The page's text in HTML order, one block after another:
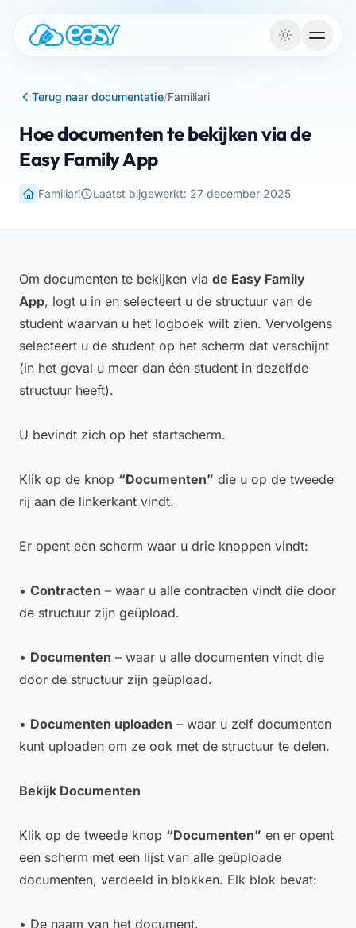
Terug naar documentatie/Familiari
Hoe documenten te bekijken via de
Easy Family App
Familiari Laatst bijgewerkt: 27 december 2025
Om documenten te bekijken via de Easy Family
App, logt u in en selecteert u de structuur van de
student waarvan u het logboek wilt zien. Vervolgens
selecteert u de student op het scherm dat verschijnt
(in het geval u meer dan één student in dezelfde
structuur heeft).
U bevindt zich op het startscherm.
Klik op de knop “Documenten” die u op de tweede
rij aan de linkerkant vindt.
Er opent een scherm waar u drie knoppen vindt:
• Contracten – waar u alle contracten vindt die door
de structuur zijn geüpload.
• Documenten – waar u alle documenten vindt die
door de structuur zijn geüpload.
• Documenten uploaden – waar u zelf documenten
kunt uploaden om ze ook met de structuur te delen.
Bekijk Documenten
Klik op de tweede knop “Documenten” en er opent
een scherm met een lijst van alle geüploade
documenten, verdeeld in blokken. Elk blok bevat:
• De naam van het document.